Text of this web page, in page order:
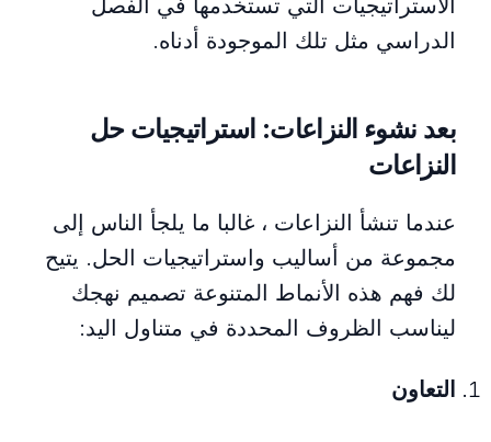
الاستراتيجيات التي تستخدمها في الفصل
الدراسي مثل تلك الموجودة أدناه.
بعد نشوء النزاعات: استراتيجيات حل
النزاعات
عندما تنشأ النزاعات ، غالبا ما يلجأ الناس إلى
مجموعة من أساليب واستراتيجيات الحل. يتيح
لك فهم هذه الأنماط المتنوعة تصميم نهجك
ليناسب الظروف المحددة في متناول اليد:
التعاون